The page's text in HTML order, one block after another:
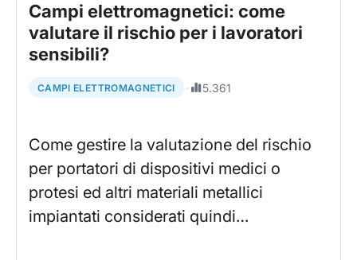
Campi elettromagnetici: come
valutare il rischio per i lavoratori
sensibili?
CAMPI ELETTROMAGNETICI · 5.361
Come gestire la valutazione del rischio
per portatori di dispositivi medici o
protesi ed altri materiali metallici
impiantati considerati quindi…